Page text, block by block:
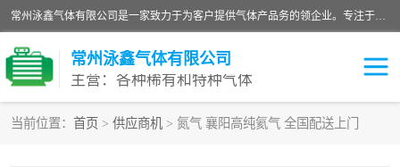
常州泳鑫气体有限公司是一家致力于为客户提供气体产品务的领企业。专注于环氧乙烷剂、环氧乙烷、高纯气体以及稀有和特种气体的研发、生产、销售和配送，产品广泛应用于医疗、电子、科研、化工、食品等多个领域。主要产品有：环氧乙烷灭菌剂，环氧乙烷，高纯氩，氮，氪，氙，氖，氘，笑，氦，氢，氧等各种稀有和特种气体。
常州泳鑫气体有限公司
主营：各种稀有和特种气体
当前位置： 首页 > 供应商机 > 氮气 襄阳高纯氦气 全国配送上门